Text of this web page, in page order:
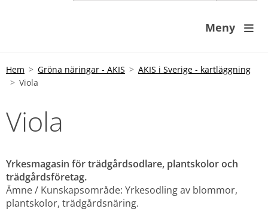
Meny 
Hem Gröna näringar - AKIS
AKIS i Sverige - kartläggning
Viola
Viola
Yrkesmagasin för trädgårdsodlare, plantskolor och
trädgårdsföretag.
Ämne / Kunskapsområde: Yrkesodling av blommor,
plantskolor, trädgårdsnäring.